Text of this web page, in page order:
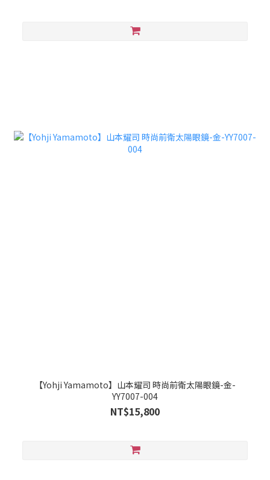
【Yohji Yamamoto】山本耀司 時尚前衛太陽眼鏡-金-
YY7007-004
NT$15,800